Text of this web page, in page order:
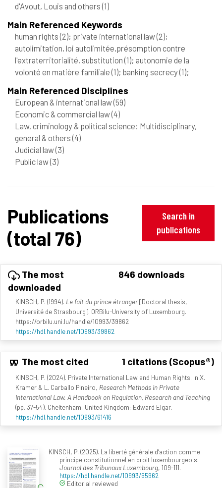
d'Avout, Louis and others(1)
Main Referenced Keywords
human rights(2); private international law(2);
autolimitation, loi autolimitée,présomption contre
l'extraterritorialité, substitution(1); autonomie de la
volonté en matière familiale(1); banking secrecy(1);
Main Referenced Disciplines
European & international law(59)
Economic & commercial law(4)
Law, criminology & political science: Multidisciplinary,
general & others(4)
Judicial law(3)
Public law(3)
Publications
(total 76)
Search in
publications
The most
downloaded
846 downloads
KINSCH, P. (1994). Le fait du prince étranger[Doctoral thesis,
Université de Strasbourg]. ORBilu-University of Luxembourg.
https://orbilu.uni.lu/handle/10993/39862
https://hdl.handle.net/10993/39862
The most cited 1 citations (Scopus®)
KINSCH, P. (2024). Private International Law and Human Rights. In X.
Kramer & L. Carballo Pineiro, Research Methods in Private
International Law. A Handbook on Regulation, Research and Teaching
(pp. 37-54). Cheltenham, United Kingdom: Edward Elgar.
https://hdl.handle.net/10993/61416
KINSCH, P. (2025). La liberté générale d’action comme
principe constitutionnel en droit luxembourgeois.
Journal des Tribunaux Luxembourg, 109-111.
https://hdl.handle.net/10993/65962
Editorial reviewed